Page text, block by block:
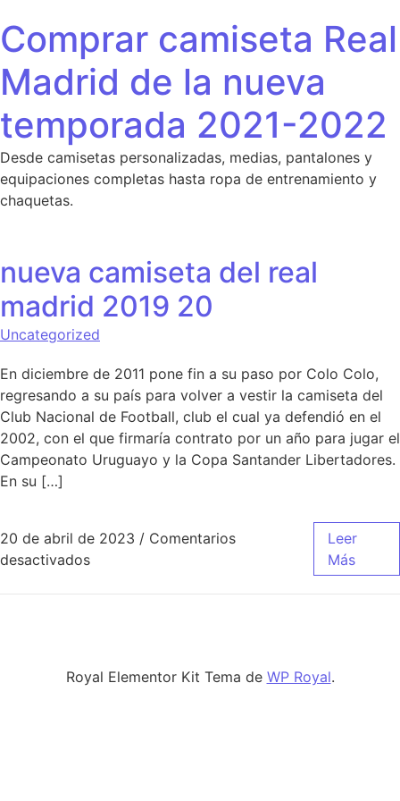
Comprar camiseta Real
Madrid de la nueva
temporada 2021-2022
Desde camisetas personalizadas, medias, pantalones y
equipaciones completas hasta ropa de entrenamiento y
chaquetas.
nueva camiseta del real
madrid 2019 20
Uncategorized
En diciembre de 2011 pone fin a su paso por Colo Colo,
regresando a su país para volver a vestir la camiseta del
Club Nacional de Football, club el cual ya defendió en el
2002, con el que firmaría contrato por un año para jugar el
Campeonato Uruguayo y la Copa Santander Libertadores.
En su […]
20 de abril de 2023 / Comentarios
desactivadosen nueva camiseta del real madrid 2019 20
Leer
Más
Royal Elementor Kit Tema de WP Royal.